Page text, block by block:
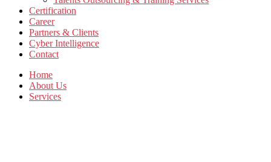
Certification
Career
Partners & Clients
Cyber Intelligence
Contact
Home
About Us
Services